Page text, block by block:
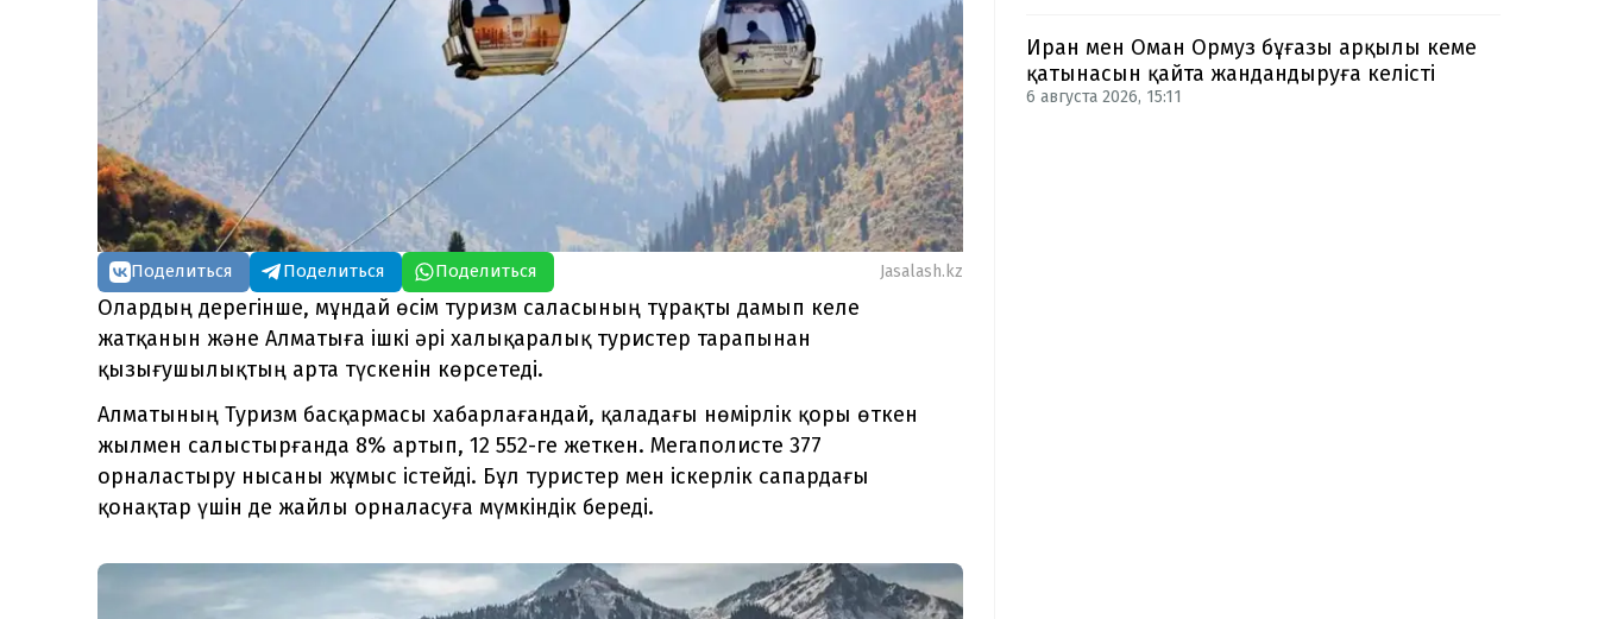
Поделиться Поделиться Поделиться Jasalash.kz
Олардың дерегінше, мұндай өсім туризм саласының тұрақты дамып келе
жатқанын және Алматыға ішкі әрі халықаралық туристер тарапынан
қызығушылықтың арта түскенін көрсетеді.
Алматының Туризм басқармасы хабарлағандай, қаладағы нөмірлік қоры өткен
жылмен салыстырғанда 8% артып, 12 552-ге жеткен. Мегаполисте 377
орналастыру нысаны жұмыс істейді. Бұл туристер мен іскерлік сапардағы
қонақтар үшін де жайлы орналасуға мүмкіндік береді.
Иран мен Оман Ормуз бұғазы арқылы кеме
қатынасын қайта жандандыруға келісті
6 августа 2026, 15:11